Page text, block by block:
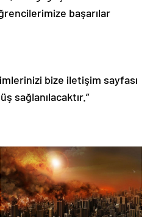
başarılar
bize iletişim sayfası
sağlanılacaktır.”